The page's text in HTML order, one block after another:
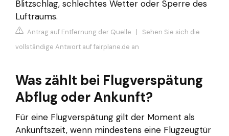
Blitzschlag, schlechtes Wetter oder Sperre des
Luftraums.
Antrag auf Entfernung der Quelle | Sehen Sie sich die
vollständige Antwort auf fairplane.de an
Was zählt bei Flugverspätung
Abflug oder Ankunft?
Für eine Flugverspätung gilt der Moment als
Ankunftszeit, wenn mindestens eine Flugzeugtür